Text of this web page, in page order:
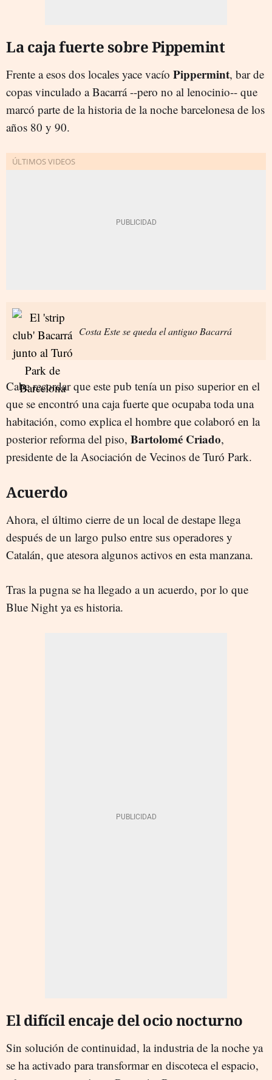
La caja fuerte sobre Pippemint
Frente a esos dos locales yace vacío Pippermint, bar de
copas vinculado a Bacarrá --pero no al lenocinio-- que
marcó parte de la historia de la noche barcelonesa de los
años 80 y 90.
Costa Este se queda el antiguo Bacarrá
Cabe recordar que este pub tenía un piso superior en el
que se encontró una caja fuerte que ocupaba toda una
habitación, como explica el hombre que colaboró en la
posterior reforma del piso, Bartolomé Criado,
presidente de la Asociación de Vecinos de Turó Park.
Acuerdo
Ahora, el último cierre de un local de destape llega
después de un largo pulso entre sus operadores y
Catalán, que atesora algunos activos en esta manzana.
Tras la pugna se ha llegado a un acuerdo, por lo que
Blue Night ya es historia.
El difícil encaje del ocio nocturno
Sin solución de continuidad, la industria de la noche ya
se ha activado para transformar en discoteca el espacio,